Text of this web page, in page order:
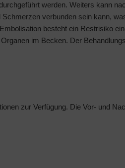
werden. Weiters kann
verbunden sein kann,
besteht ein Restrisiko
im Becken. Der
zur Verfügung. Die Vor- und